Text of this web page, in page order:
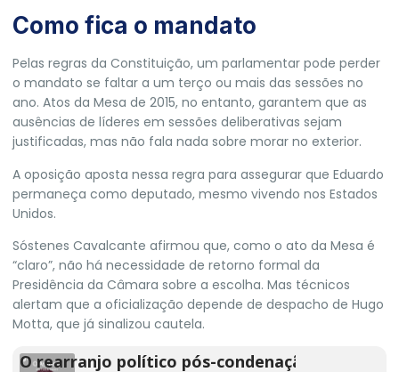
Como fica o mandato
Pelas regras da Constituição, um parlamentar pode perder
o mandato se faltar a um terço ou mais das sessões no
ano. Atos da Mesa de 2015, no entanto, garantem que as
ausências de líderes em sessões deliberativas sejam
justificadas, mas não fala nada sobre morar no exterior.
A oposição aposta nessa regra para assegurar que Eduardo
permaneça como deputado, mesmo vivendo nos Estados
Unidos.
Sóstenes Cavalcante afirmou que, como o ato da Mesa é
“claro”, não há necessidade de retorno formal da
Presidência da Câmara sobre a escolha. Mas técnicos
alertam que a oficialização depende de despacho de Hugo
Motta, que já sinalizou cautela.